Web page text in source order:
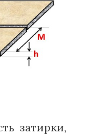
затирки,